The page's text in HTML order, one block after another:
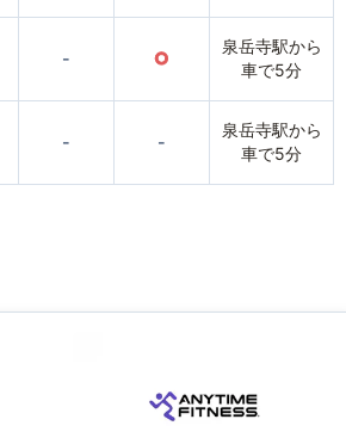
- ○
泉岳寺駅から
車で5分
- -
泉岳寺駅から
車で5分